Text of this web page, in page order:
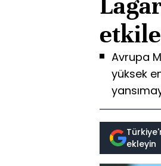
Avrupa
yüksek
ekleyin